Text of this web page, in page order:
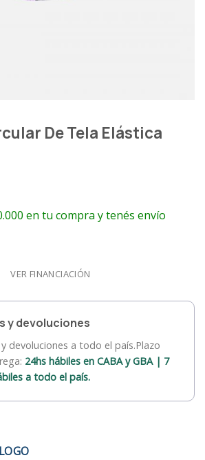
De Tela Elástica
en tu compra y tenés envío
VER FINANCIACIÓN
y devoluciones
y devoluciones a todo el país.Plazo
24hs hábiles en CABA y GBA | 7
a todo el país.